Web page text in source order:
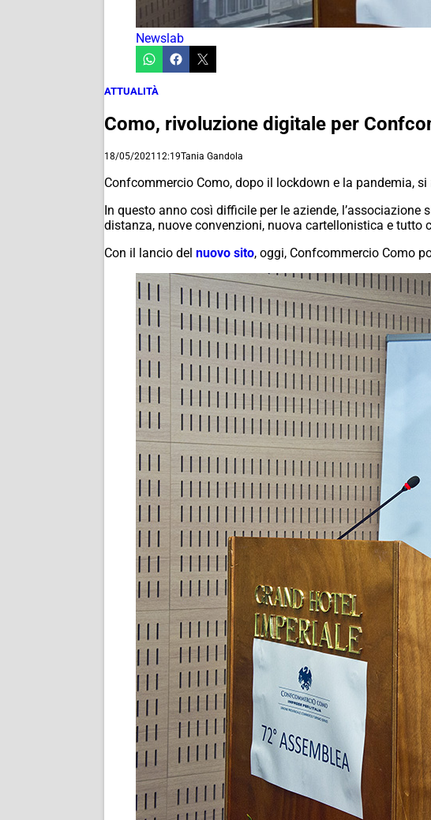
Newslab
ATTUALITÀ
Como, rivoluzione digitale per
18/05/2021 12:19Tania Gandola
Confcommercio Como, dopo il lockdown e la pandemia,
In questo anno così difficile per le aziende,
distanza, nuove convenzioni, nuova cartellonistica e tutto
Con il lancio del nuovo sito, oggi, Confcommercio Como